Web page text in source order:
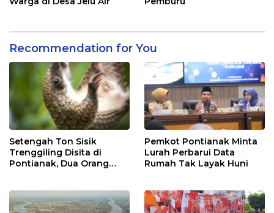
Recommendation for You
Setengah Ton Sisik
Trenggiling Disita di
Pontianak, Dua Orang
Pemkot Pontianak Minta
Lurah Perbarui Data
Rumah Tak Layak Huni